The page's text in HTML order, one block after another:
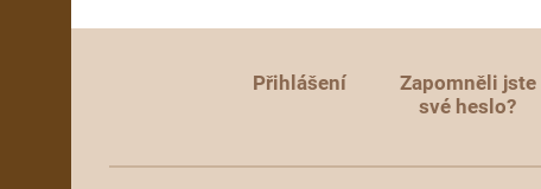
Přihlášení
Zapomněli jste
své heslo?